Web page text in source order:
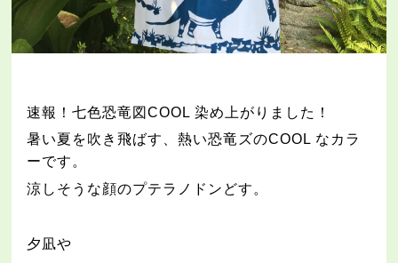
速報！七色恐竜図COOL染め上がりました！
暑い夏を吹き飛ばす、熱い恐竜ズのCOOL なカラ
ーです。
涼しそうな顔のプテラノドンどす。
夕凪や